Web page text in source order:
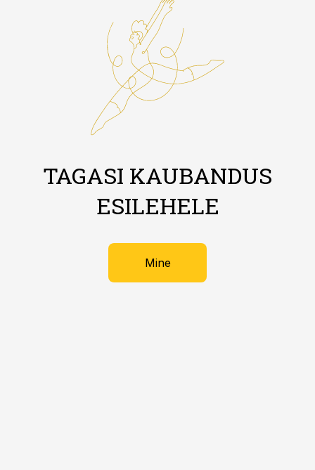
TAGASI KAUBANDUS
ESILEHELE
Mine